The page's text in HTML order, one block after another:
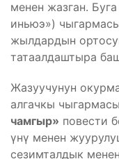
менен жазган.
иньюэ»)
жылдардын
татаалдаштыра
Жазуучунун
алгачкы
чамгыр» повести
үнү менен
сезимталдык